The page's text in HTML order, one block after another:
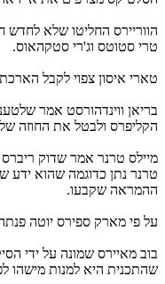
הווריירס החליטו שלא לחדש
טרי סטוטס וג'רי סטקהאוס.
טארי איסון צפוי לקבל הארכת חוזה סביב
בריאן ווינדהורסט אמר
הקליפרס ולבטל את החוזה
מיילס טרנר אמר שדוק
טרנר נתן כדוגמה שהוא ידע
ההמראה שקבעו.
על פי מארק ספירס יוטה פנתה
בוב מאיירס שמונה על ידי
שהתכנית היא למנות מישהו